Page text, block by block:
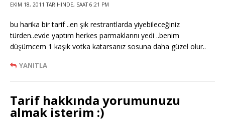
EKIM 18, 2011 TARIHINDE, SAAT 6:21 PM
bu harika bir tarif ..en şık restrantlarda yiyebileceğiniz
türden..evde yaptım herkes parmaklarını yedi ..benim
düşümcem 1 kaşık votka katarsanız sosuna daha güzel olur..
YANITLA
Tarif hakkında yorumunuzu
almak isterim :)